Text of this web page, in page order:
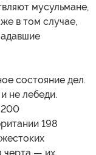
мусульмане,
в том случае,
состояние дел.
не лебеди.
200
198
черта — их